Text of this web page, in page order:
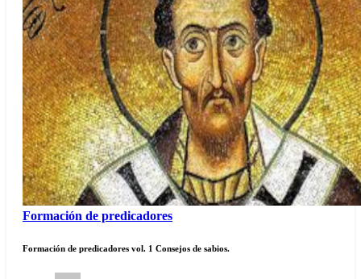
Formación de predicadores
Formación de predicadores vol. 1 Consejos de sabios.